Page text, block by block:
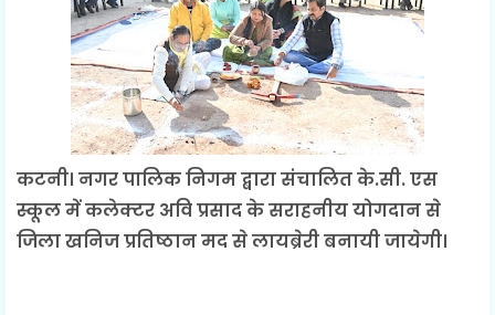
कटनी। नगर पालिक निगम द्बारा संचालित के.सी. एस
स्कूल में कलेक्टर अवि प्रसाद के सराहनीय योगदान से
जिला खनिज प्रतिष्ठान मद से लायब्रेरी बनायी जायेगी।